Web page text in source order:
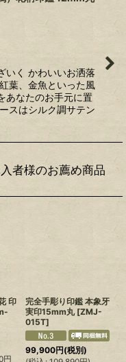
く かわいいお洒落
葉、金魚といった風
あなたのお手元に置
スはシルク調サテン
者様のお薦め商品
印
円
完全手彫り印鑑 本象牙
実印15mm丸 [ZMJ-
015T]
99,900円(税別)